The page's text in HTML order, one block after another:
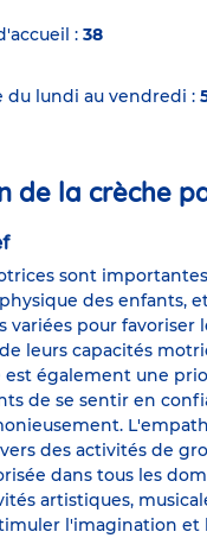
38
du lundi au vendredi :
de la crèche
sont
des enfants,
variées pour favoriser
leurs capacités
également une
de se sentir en
des activités de
dans tous les
artistiques,
l'imagination et